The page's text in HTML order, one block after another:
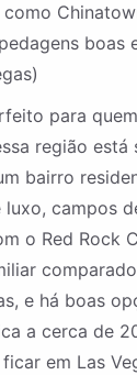
boas
para
região está
bairro
campos
o Red Rock
e há boas
a cerca de
em Las